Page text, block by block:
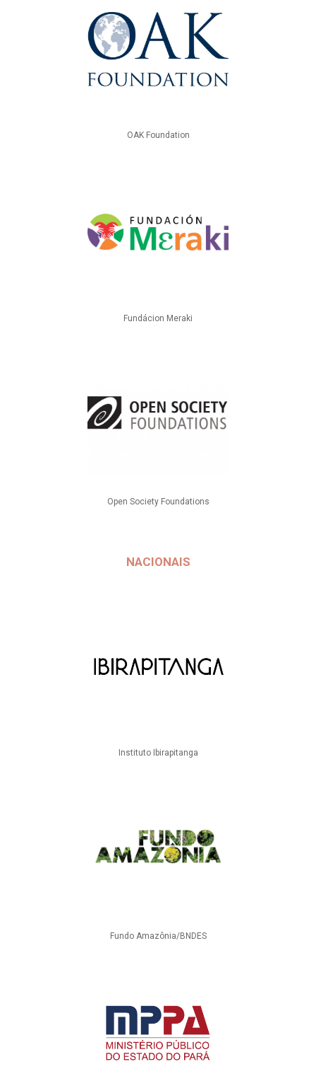
OAK Foundation
Fundácion Meraki
Open Society Foundations
NACIONAIS
Instituto Ibirapitanga
Fundo Amazônia/BNDES